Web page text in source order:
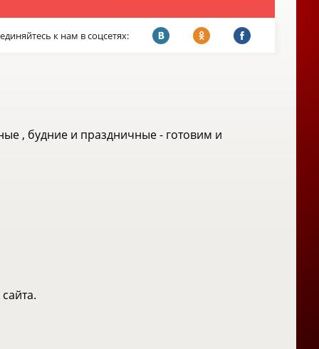
к нам в соцсетях:
, будние и праздничные - готовим и